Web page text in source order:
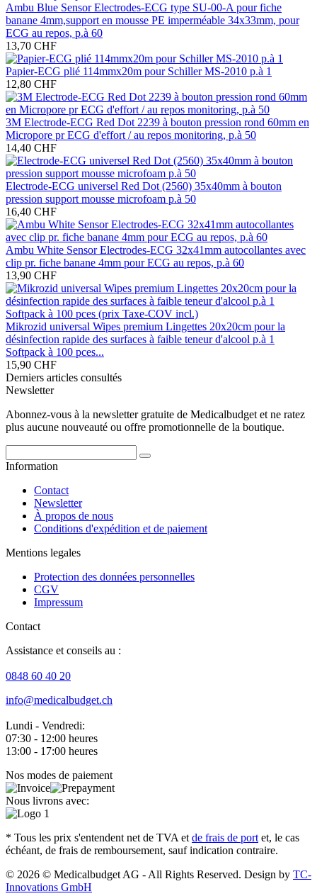
Ambu Blue Sensor Electrodes-ECG type SU-00-A pour fiche
banane 4mm,support en mousse PE imperméable 34x33mm, pour
ECG au repos, p.à 60
13,70 CHF
Papier-ECG plié 114mmx20m pour Schiller MS-2010 p.à 1
12,80 CHF
3M Electrode-ECG Red Dot 2239 à bouton pression rond 60mm en
Micropore pr ECG d'effort / au repos monitoring, p.à 50
14,40 CHF
Electrode-ECG universel Red Dot (2560) 35x40mm à bouton
pression support mousse microfoam p.à 50
16,40 CHF
Ambu White Sensor Electrodes-ECG 32x41mm autocollantes avec
clip pr. fiche banane 4mm pour ECG au repos, p.à 60
13,90 CHF
Mikrozid universal Wipes premium Lingettes 20x20cm pour la
désinfection rapide des surfaces à faible teneur d'alcool p.à 1
Softpack à 100 pces...
15,90 CHF
Derniers articles consultés
Newsletter
Abonnez-vous à la newsletter gratuite de Medicalbudget et ne ratez
plus aucune nouveauté ou offre promotionnelle de la boutique.
Information
Contact
Newsletter
À propos de nous
Conditions d'expédition et de paiement
Mentions legales
Protection des données personnelles
CGV
Impressum
Contact
Assistance et conseils au :
0848 60 40 20
info@medicalbudget.ch
Lundi - Vendredi:
07:30 - 12:00 heures
13:00 - 17:00 heures
Nos modes de paiement
Nous livrons avec:
* Tous les prix s'entendent net de TVA et de frais de port et, le cas
échéant, de frais de remboursement, sauf indication contraire.
© 2026 © Medicalbudget AG - All Rights Reserved. Design by TC-
Innovations GmbH